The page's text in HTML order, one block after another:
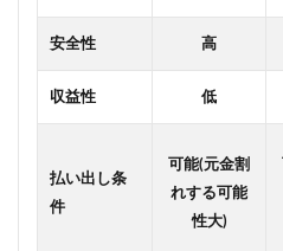
安全性 高
収益性 低
払い出し条
件
可能(元金割
れする可能
性大)